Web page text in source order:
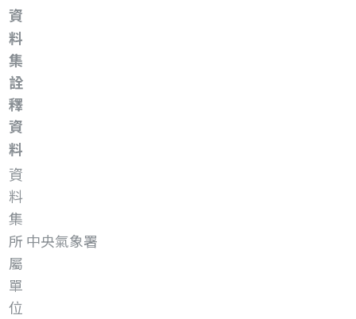
資
料
集
詮
釋
資
料
資
料
集
所
屬
單
位
中央氣象署